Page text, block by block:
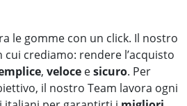
le gomme con un click. Il nostro
crediamo: rendere l’acquisto
, veloce esicuro. Per
il nostro Team lavora ogni